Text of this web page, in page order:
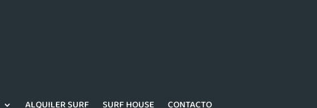
ALQUILER SURF SURF HOUSE
CONTACTO